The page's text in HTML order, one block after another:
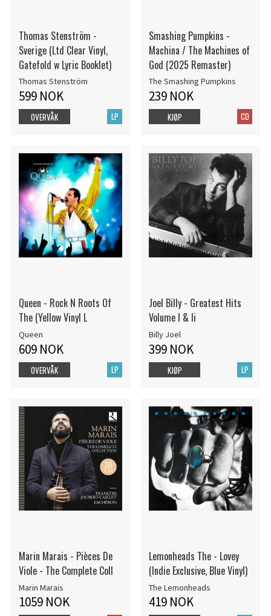
Thomas Stenström -
Sverige (Ltd Clear Vinyl,
Gatefold w Lyric Booklet)
Thomas Stenström
599 NOK
LP
OVERVÅK
Smashing Pumpkins -
Machina / The Machines of
God (2025 Remaster)
The Smashing Pumpkins
239 NOK
CD
KJØP
Queen - Rock N Roots Of
The (Yellow Vinyl L
Queen
609 NOK
LP
OVERVÅK
Joel Billy - Greatest Hits
Volume I & Ii
Billy Joel
399 NOK
LP
KJØP
Marin Marais - Pièces De
Viole - The Complete Coll
Marin Marais
1059 NOK
Lemonheads The - Lovey
(Indie Exclusive, Blue Vinyl)
The Lemonheads
419 NOK